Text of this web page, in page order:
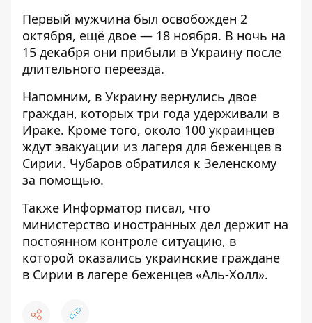
Первый мужчина был освобожден 2
октября, ещё двое — 18 ноября. В ночь на
15 декабря они прибыли в Украину после
длительного переезда.
Напомним, в Украину вернулись двое
граждан, которых три года удерживали в
Ираке. Кроме того, около 100 украинцев
ждут эвакуации из лагеря для беженцев в
Сирии. Чубаров обратился к Зеленскому
за помощью.
Также Информатор писал, что
министерство иностранных дел держит на
постоянном контроле ситуацию, в
которой оказались украинские граждане
в Сирии в лагере беженцев «Аль-Холл».